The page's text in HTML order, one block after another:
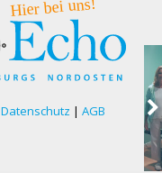
Datenschutz | AGB